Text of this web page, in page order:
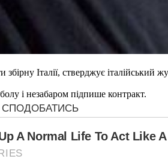
Італії, стверджує італійський
і незабаром підпише контракт.